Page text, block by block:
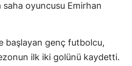
oyuncusu Emirhan
başlayan genç futbolcu,
ilk iki golünü kaydetti.